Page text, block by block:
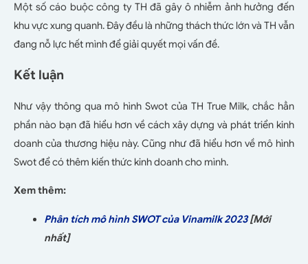
Một số cáo buộc công ty TH đã gây ô nhiễm ảnh hưởng đến
khu vực xung quanh. Đây đều là những thách thức lớn và TH vẫn
đang nỗ lực hết mình để giải quyết mọi vấn đề.
Kết luận
Như vậy thông qua mô hình Swot của TH True Milk, chắc hẳn
phần nào bạn đã hiểu hơn về cách xây dựng và phát triển kinh
doanh của thương hiệu này. Cũng như đã hiểu hơn về mô hình
Swot để có thêm kiến thức kinh doanh cho mình.
Xem thêm:
Phân tích mô hình SWOT của Vinamilk 2023[Mới
nhất]